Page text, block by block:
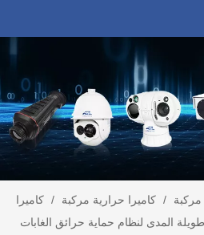
مركبة / كاميرا حرارية مركبة / كاميرا
المدى لنظام حماية حرائق الغابات